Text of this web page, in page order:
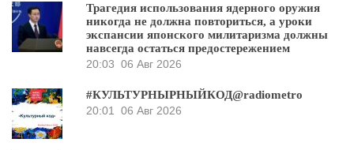
Трагедия использования ядерного оружия
никогда не должна повториться, а уроки
экспансии японского милитаризма должны
навсегда остаться предостережением
20:03 06 Авг 2026
#КУЛЬТУРНЫРНЫЙКОД@radiometro
20:01
06 Авг 2026